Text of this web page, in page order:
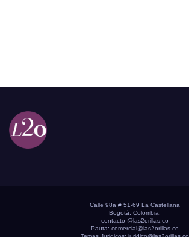
Calle 98a # 51-69 La Castellana
Bogotá, Colombia.
contacto @las2orillas.co
Pauta: comercial@las2orillas.co